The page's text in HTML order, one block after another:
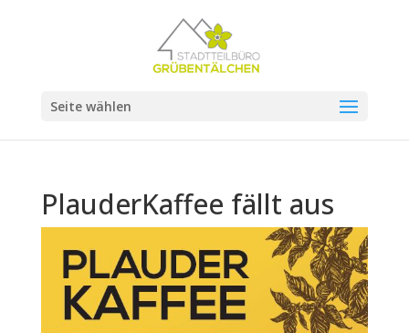
Seite wählen
PlauderKaffee fällt aus